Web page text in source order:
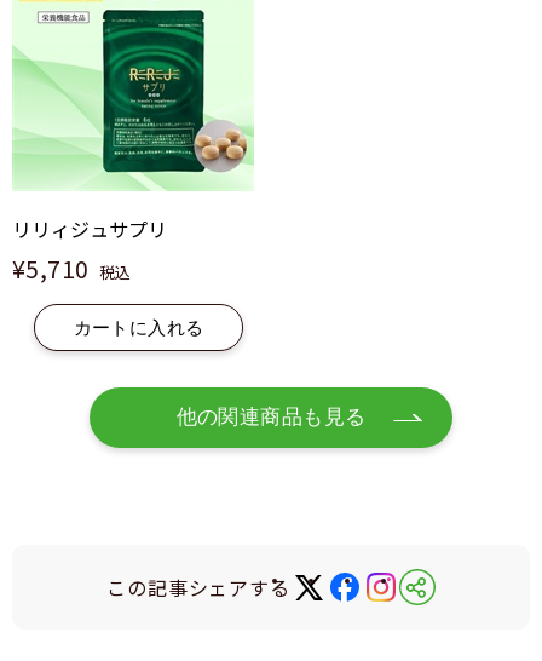
リリィジュサプリ
¥5,710 税込
カートに入れる
他の関連商品も見る
この記事シェアする